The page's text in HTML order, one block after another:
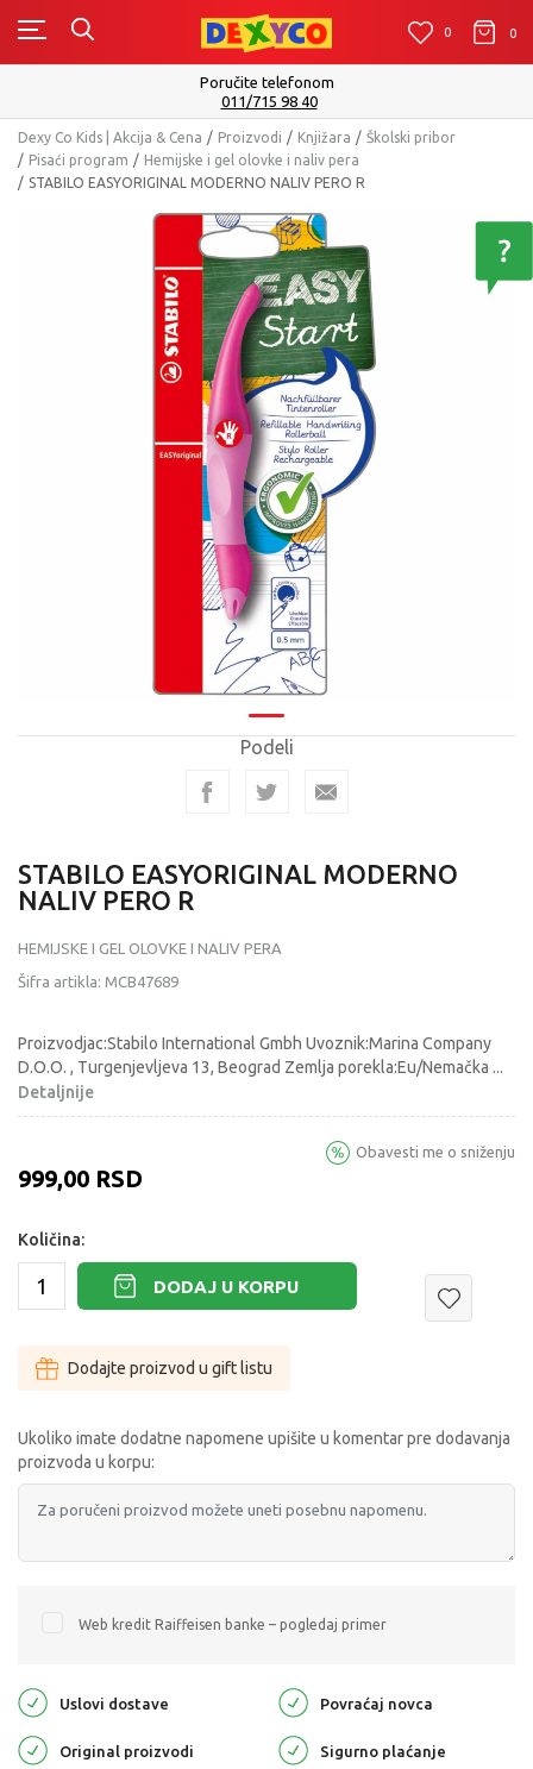
0 0 0
Poručite telefonom
011/715 98 40
Dexy Co Kids | Akcija & Cena Proizvodi Knjižara
Školski pribor
Pisaći program
Hemijske i gel olovke i naliv pera
STABILO EASYORIGINAL MODERNO NALIV PERO R
Podeli
STABILO EASYORIGINAL MODERNO
NALIV PERO R
HEMIJSKE I GEL OLOVKE I NALIV PERA
Šifra artikla: MCB47689
Proizvodjac:Stabilo International Gmbh Uvoznik:Marina Company
D.O.O. , Turgenjevljeva 13, Beograd Zemlja porekla:Eu/Nemačka ...
Detaljnije
999,00 RSD
Obavesti me o sniženju
Količina:
DODAJ U KORPU
Dodajte proizvod u gift listu
Ukoliko imate dodatne napomene upišite u komentar pre dodavanja
proizvoda u korpu:
Web kredit Raiffeisen banke – pogledaj primer
Uslovi dostave Povraćaj novca
Original proizvodi Sigurno plaćanje